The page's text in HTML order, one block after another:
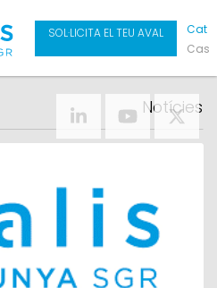
SOL·LICITA EL TEU AVAL
Cat
Cas
Notícies